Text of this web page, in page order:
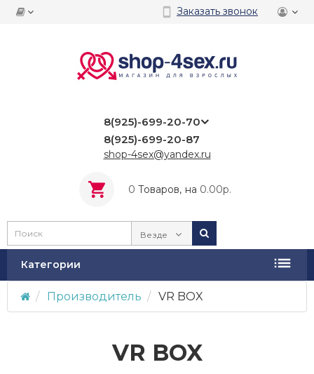
Заказать звонок
8(925)-699-20-70
8(925)-699-20-87
shop-4sex@yandex.ru
0 Tоваров, на 0.00р.
Везде
Категории
Производитель VR BOX
VR BOX